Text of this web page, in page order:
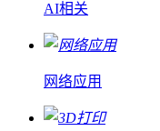
AI相关
网络应用